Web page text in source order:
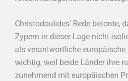
Christodoulides’ Rede betonte,
Zypern in dieser Lage nicht
als verantwortliche europäische
wichtig, weil beide Länder ihre
zunehmend mit europäischen